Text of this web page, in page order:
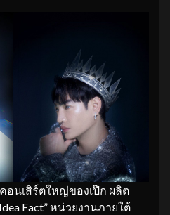
นเสิร์ตใหญ่ของเป๊ก ผลิต
Fact” หน่วยงานภายใต้